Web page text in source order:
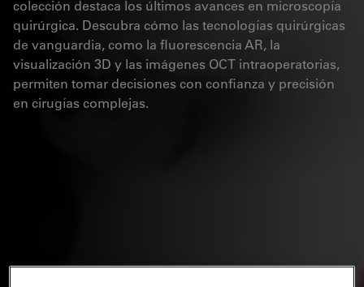
colección destaca los últimos avances en microscopía
quirúrgica. Descubra cómo las tecnologías quirúrgicas
de vanguardia, como la fluorescencia AR, la
visualización 3D y las imágenes OCT intraoperatorias,
permiten tomar decisiones con confianza y precisión
en cirugías complejas.